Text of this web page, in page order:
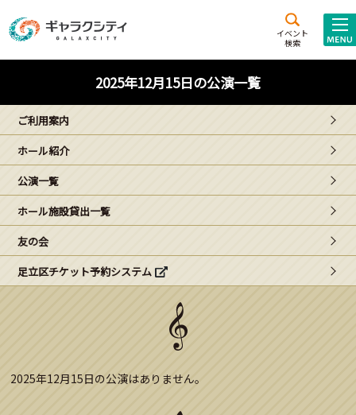
イベント
検索
施設案内
西新井
文化ホール
ギャラクシティとは
こどもみーてぃんぐ
Gがくえん
ブランドからのお知らせ
2025年12月15日の公演一覧
ご利用案内
ホール紹介
公演一覧
ホール施設貸出一覧
友の会
足立区チケット予約システム
2025年12月15日の公演はありません。